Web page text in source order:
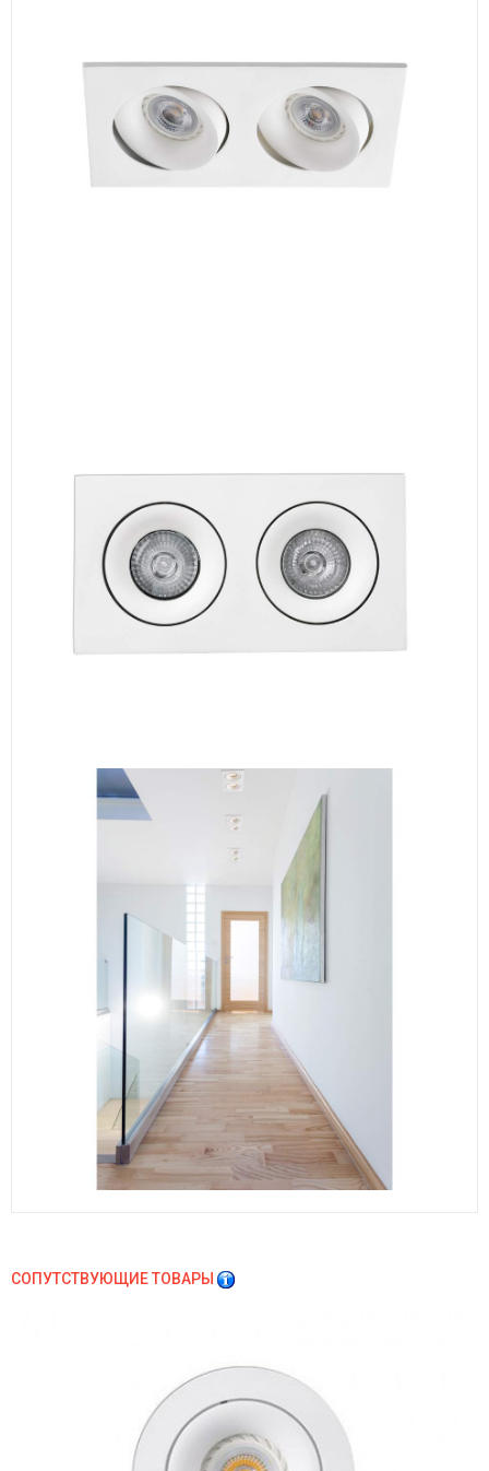
СОПУТСТВУЮЩИЕ ТОВАРЫ